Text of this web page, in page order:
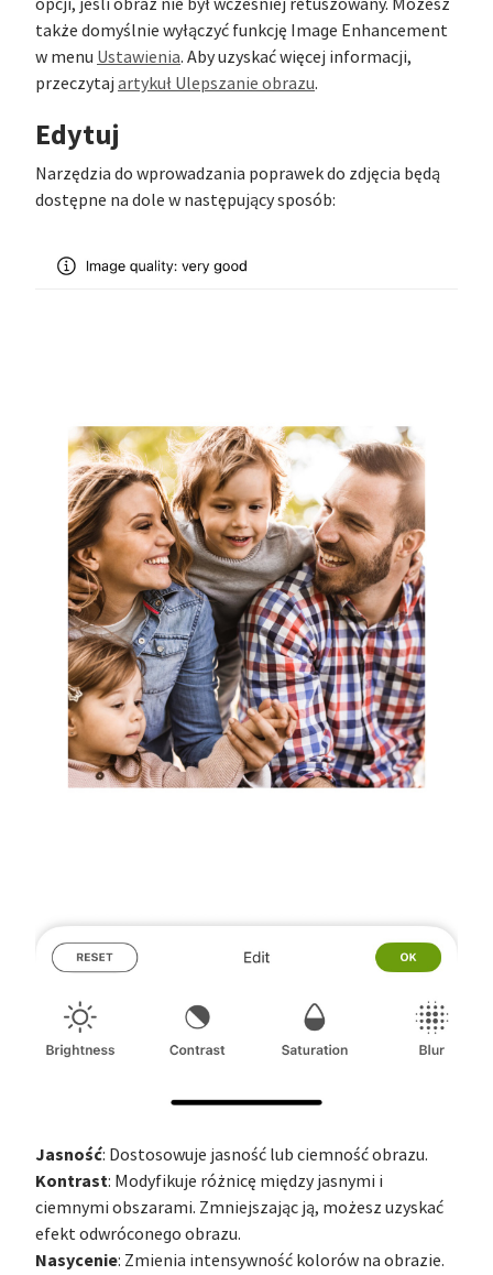
także domyślnie wyłączyć funkcję Image Enhancement
w menu Ustawienia. Aby uzyskać więcej informacji,
przeczytaj artykuł Ulepszanie obrazu.
Edytuj
Narzędzia do wprowadzania poprawek do zdjęcia będą
dostępne na dole w następujący sposób:
Jasność: Dostosowuje jasność lub ciemność obrazu.
Kontrast: Modyfikuje różnicę między jasnymi i
ciemnymi obszarami. Zmniejszając ją, możesz uzyskać
efekt odwróconego obrazu.
Nasycenie: Zmienia intensywność kolorów na obrazie.